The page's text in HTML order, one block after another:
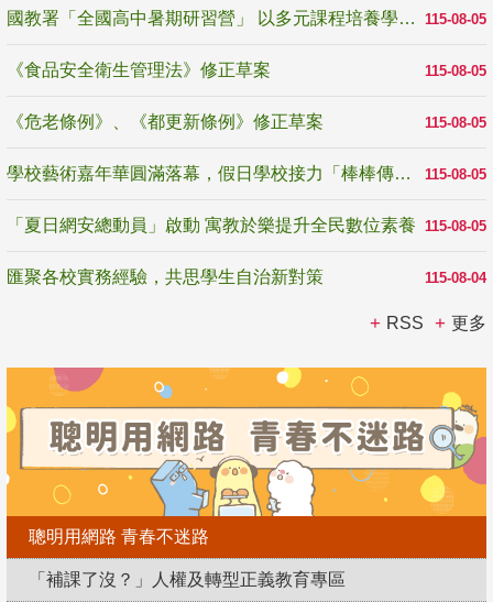
115-08-05
國教署「全國高中暑期研習營」 以多元課程培養學生瞭解誠信專業與倫理價值
115-08-05
《食品安全衛生管理法》修正草案
115-08-05
《危老條例》、《都更新條例》修正草案
115-08-05
學校藝術嘉年華圓滿落幕，假日學校接力「棒棒傳美感」
115-08-05
「夏日網安總動員」啟動 寓教於樂提升全民數位素養
115-08-04
匯聚各校實務經驗，共思學生自治新對策
RSS 更多
聰明用網路 青春不迷路
「補課了沒？」人權及轉型正義教育專區